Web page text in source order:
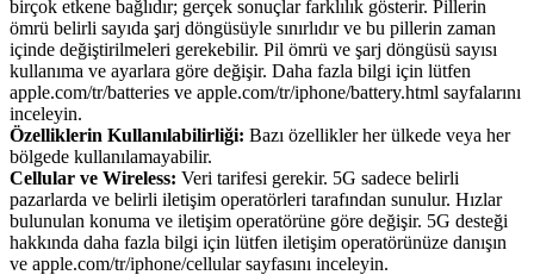
birçok etkene bağlıdır; gerçek sonuçlar farklılık gösterir. Pillerin
ömrü belirli sayıda şarj döngüsüyle sınırlıdır ve bu pillerin zaman
içinde değiştirilmeleri gerekebilir. Pil ömrü ve şarj döngüsü sayısı
kullanıma ve ayarlara göre değişir. Daha fazla bilgi için lütfen
apple.com/tr/batteries ve apple.com/tr/iphone/battery.html sayfalarını
inceleyin.
Özelliklerin Kullanılabilirliği: Bazı özellikler her ülkede veya her
bölgede kullanılamayabilir.
Cellular ve Wireless: Veri tarifesi gerekir. 5G sadece belirli
pazarlarda ve belirli iletişim operatörleri tarafından sunulur. Hızlar
bulunulan konuma ve iletişim operatörüne göre değişir. 5G desteği
hakkında daha fazla bilgi için lütfen iletişim operatörünüze danışın
ve apple.com/tr/iphone/cellular sayfasını inceleyin.